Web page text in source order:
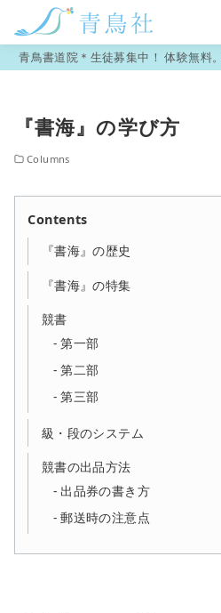
青鳥書道院＊生徒募集中！ 体験無料
『書海』の学び方
Columns
Contents
『書海』の歴史
『書海』の特集
競書
第一部
第二部
第三部
級・段のシステム
競書の出品方法
出品券の書き方
郵送時の注意点